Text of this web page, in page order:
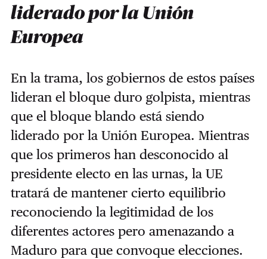
liderado por la Unión
Europea
En la trama, los gobiernos de estos países
lideran el bloque duro golpista, mientras
que el bloque blando está siendo
liderado por la Unión Europea. Mientras
que los primeros han desconocido al
presidente electo en las urnas, la UE
tratará de mantener cierto equilibrio
reconociendo la legitimidad de los
diferentes actores pero amenazando a
Maduro para que convoque elecciones.